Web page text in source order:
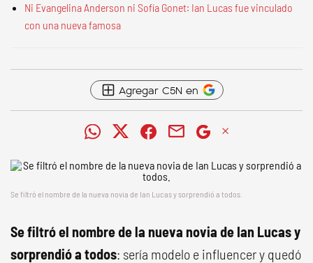
Ni Evangelina Anderson ni Sofía Gonet: Ian Lucas fue vinculado
con una nueva famosa
Agregar C5N en
Se filtró el nombre de la nueva novia de Ian Lucas y sorprendió a todos.
Se filtró el nombre de la nueva novia de Ian Lucas y
sorprendió a todos: sería modelo e influencer y quedó